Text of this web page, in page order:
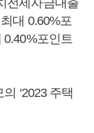
전세자금대출
대 0.60%포
포인트
‘2023 주택